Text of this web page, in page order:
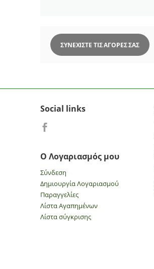
ΣΥΝΕΧΊΣΤΕ ΤΙΣ ΑΓΟΡΈΣ ΣΑΣ
Social links
Ο Λογαριασμός μου
Σύνδεση
Δημιουργία Λογαριασμού
Παραγγελίες
Λίστα Αγαπημένων
Λίστα σύγκρισης